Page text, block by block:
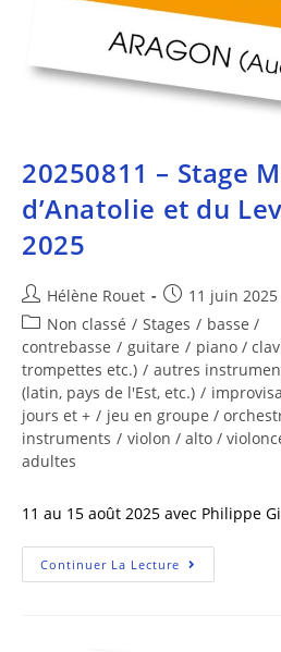
20250811 – Stage
d’Anatolie et du
2025
Hélène Rouet
11 juin 2025
Non classé / Stages / basse /
contrebasse / guitare / piano /
trompettes etc.) / autres
(latin, pays de l'Est, etc.) /
jours et + / jeu en groupe /
instruments / violon / alto /
adultes
11 au 15 août 2025 avec Philippe
Continuer La Lecture